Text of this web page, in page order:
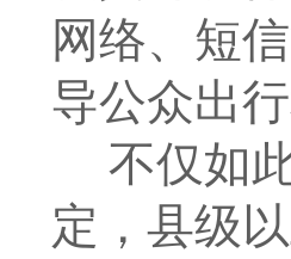
网络、短
导公众出
不仅如
定，县级